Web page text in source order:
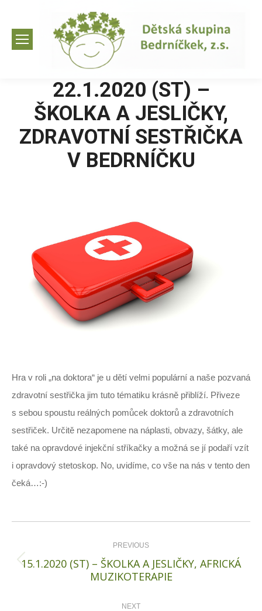
22.1.2020 (ST) –
ŠKOLKA A JESLIČKY,
ZDRAVOTNÍ SESTŘIČKA
V BEDRNÍČKU
Hra v roli „na doktora“ je u dětí velmi populární a naše pozvaná
zdravotní sestřička jim tuto tématiku krásně přiblíží. Přiveze
s sebou spoustu reálných pomůcek doktorů a zdravotních
sestřiček. Určitě nezapomene na náplasti, obvazy, šátky, ale
také na opravdové injekční stříkačky a možná se jí podaří vzít
i opravdový stetoskop. No, uvidíme, co vše na nás v tento den
čeká…:-)
navigation PREVIOUS
Previous
15.1.2020 (ST) – ŠKOLKA A JESLIČKY, AFRICKÁ
MUZIKOTERAPIE
NEXT